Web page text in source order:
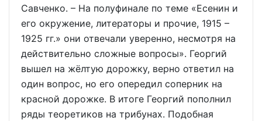
Савченко. – На полуфинале по теме «Есенин и
его окружение, литераторы и прочие, 1915 –
1925 гг.» они отвечали уверенно, несмотря на
действительно сложные вопросы». Георгий
вышел на жёлтую дорожку, верно ответил на
один вопрос, но его опередил соперник на
красной дорожке. В итоге Георгий пополнил
ряды теоретиков на трибунах. Подобная